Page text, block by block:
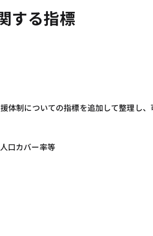
する指標
制についての指標を追加して整理し、
口カバー率等